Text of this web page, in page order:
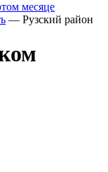
месяце
— Рузский район